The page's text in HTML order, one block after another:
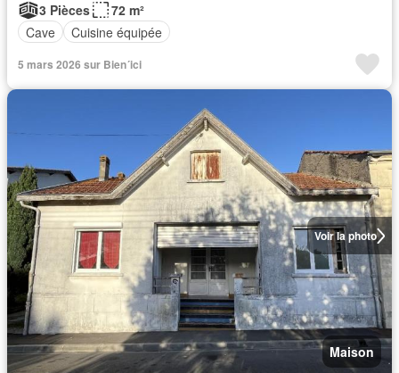
3 Pièces
72 m²
Cave
Cuisine équipée
5 mars 2026 sur Bien´ici
Voir la photo
Maison